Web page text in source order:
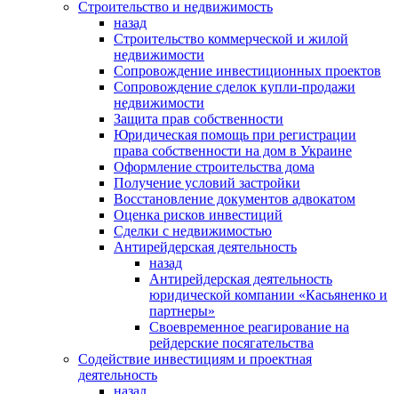
Строительство и недвижимость
назад
Строительство коммерческой и жилой
недвижимости
Сопровождение инвестиционных проектов
Сопровождение сделок купли-продажи
недвижимости
Защита прав собственности
Юридическая помощь при регистрации
права собственности на дом в Украине
Оформление строительства дома
Получение условий застройки
Восстановление документов адвокатом
Оценка рисков инвестиций
Сделки с недвижимостью
Антирейдерская деятельность
назад
Антирейдерская деятельность
юридической компании «Касьяненко и
партнеры»
Своевременное реагирование на
рейдерские посягательства
Содействие инвестициям и проектная
деятельность
назад